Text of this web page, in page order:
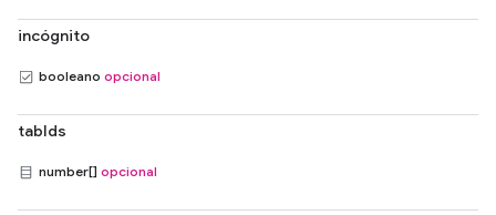
incógnito
booleano opcional
tabIds
number[] opcional